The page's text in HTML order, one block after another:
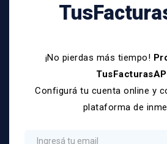
¡No pierdas más tiempo!
Configurá tu cuenta online y
plataforma de